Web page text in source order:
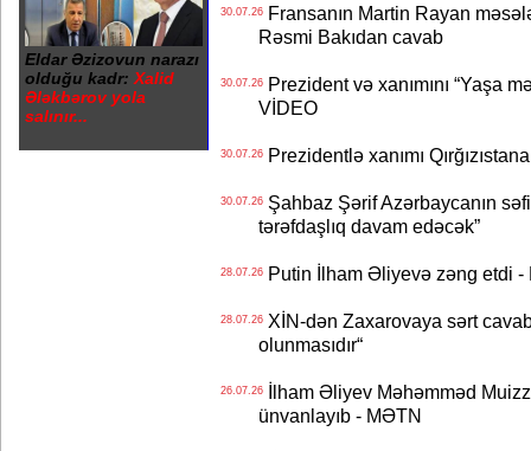
Eldar Əzizovun narazı
olduğu kadr: Xalid
Ələkbərov yola
salınır...
30.07.26Fransanın Martin Rayan
Rəsmi Bakıdan cavab
30.07.26Prezident və xanımını “Yaşa
VİDEO
30.07.26Prezidentlə xanımı
30.07.26Şahbaz Şərif Azərbaycanın
tərəfdaşlıq davam edəcək”
28.07.26Putin İlham Əliyevə zəng etdi -
28.07.26XİN-dən Zaxarovaya sərt
olunmasıdır“
26.07.26İlham Əliyev Məhəmməd
ünvanlayıb - MƏTN